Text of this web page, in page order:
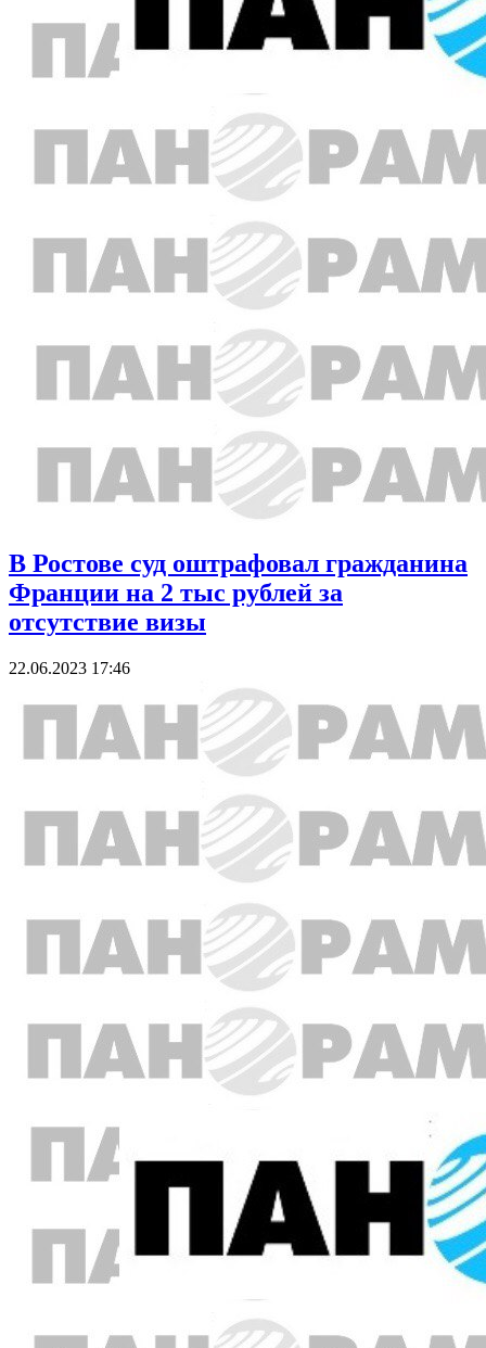
В Ростове суд оштрафовал гражданина
Франции на 2 тыс рублей за
отсутствие визы
22.06.2023 17:46